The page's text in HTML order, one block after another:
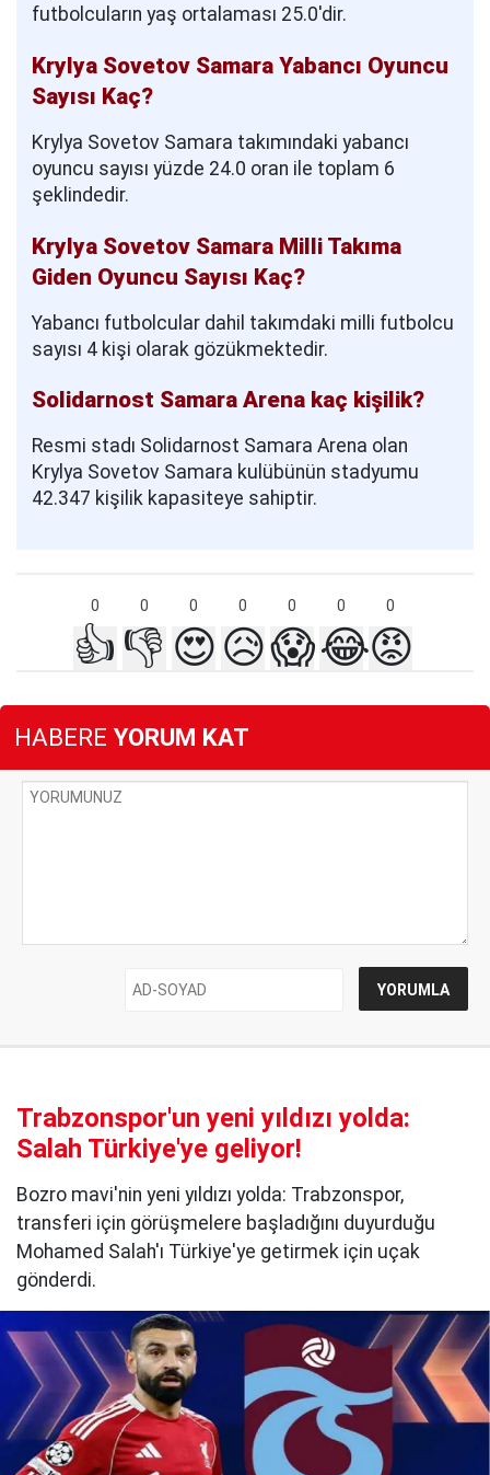
futbolcuların yaş ortalaması 25.0'dir.
Krylya Sovetov Samara Yabancı Oyuncu
Sayısı Kaç?
Krylya Sovetov Samara takımındaki yabancı
oyuncu sayısı yüzde 24.0 oran ile toplam 6
şeklindedir.
Krylya Sovetov Samara Milli Takıma
Giden Oyuncu Sayısı Kaç?
Yabancı futbolcular dahil takımdaki milli futbolcu
sayısı 4 kişi olarak gözükmektedir.
Solidarnost Samara Arena kaç kişilik?
Resmi stadı Solidarnost Samara Arena olan
Krylya Sovetov Samara kulübünün stadyumu
42.347 kişilik kapasiteye sahiptir.
0 0 0 0 0 0 0
👍 👎 😍😥😱😂😡
HABERE YORUM KAT
Trabzonspor'un yeni yıldızı yolda:
Salah Türkiye'ye geliyor!
Bozro mavi'nin yeni yıldızı yolda: Trabzonspor,
transferi için görüşmelere başladığını duyurduğu
Mohamed Salah'ı Türkiye'ye getirmek için uçak
gönderdi.